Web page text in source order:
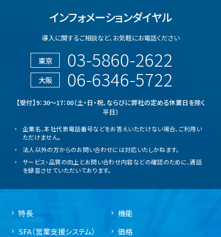
インフォメーションダイヤル
導入に関するご相談など、お気軽にお電話ください
東京 03-5860-2622
大阪 06-6346-5722
【受付】9：30～17：00（土・日・祝、ならびに弊社の定める休業日を除く
平日）
企業名、本社代表電話番号などをお答えいただけない場合、ご利用い
ただけません。
法人以外の方からのお問い合わせには対応いたしかねます。
サービス・品質の向上とお問い合わせ内容などの確認のために、通話
を録音させていただいております。
特長
機能
SFA（営業支援システム）
価格